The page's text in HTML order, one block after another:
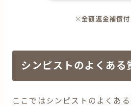
※全額返金補償付
シンピストのよくある
ここではシンピストのよくある